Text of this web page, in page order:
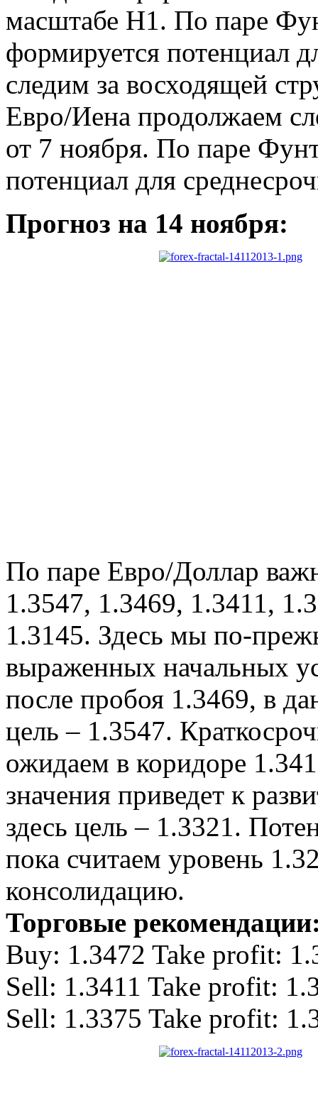
масштабе Н1. По паре
формируется потенциал
следим за восходящей
Евро/Иена продолжаем
от 7 ноября. По паре
потенциал для
Прогноз на 14 ноября:
По паре Евро/Доллар
1.3547, 1.3469, 1.3411,
1.3145. Здесь мы по-
выраженных начальных
после пробоя 1.3469, в
цель – 1.3547.
ожидаем в коридоре
значения приведет к
здесь цель – 1.3321.
пока считаем уровень
консолидацию.
Торговые
Buy: 1.3472 Take profit:
Sell: 1.3411 Take profit:
Sell: 1.3375 Take profit: